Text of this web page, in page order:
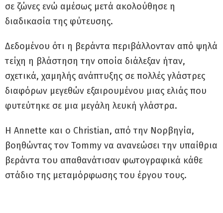
σε ζώνες ενώ αμέσως μετά ακολούθησε η
διαδικασία της φύτευσης.
Δεδομένου ότι η βεράντα περιβάλλονταν από ψηλά
τείχη η βλάστηση την οποία διάλεξαν ήταν,
σχετικά, χαμηλής ανάπτυξης σε πολλές γλάστρες
διαφόρων μεγεθών εξαιρουμένου μιας ελιάς που
φυτεύτηκε σε μια μεγάλη λευκή γλάστρα.
Η Annette και ο Christian, από την Νορβηγία,
βοηθώντας τον Tommy να ανανεώσει την υπαίθρια
βεράντα του απαθανάτισαν φωτογραφικά κάθε
στάδιο της μεταμόρφωσης του έργου τους.